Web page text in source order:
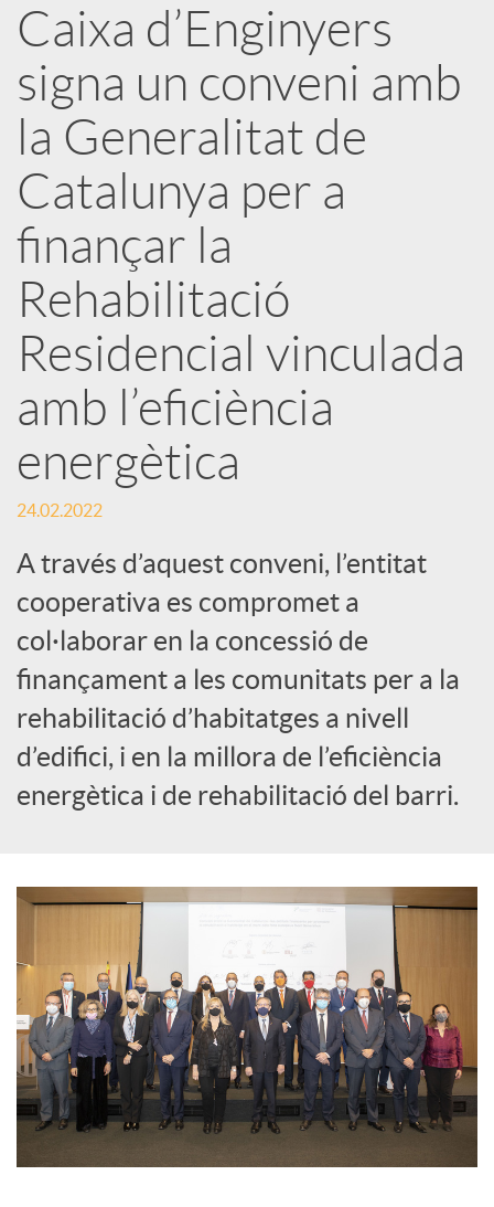
r
x
e
s
S
o
c
i
a
l
s
Caixa d’Enginyers
signa un conveni amb
la Generalitat de
Catalunya per a
finançar la
Rehabilitació
Residencial vinculada
amb l’eficiència
energètica
24.02.2022
A través d’aquest conveni, l’entitat
cooperativa es compromet a
col·laborar en la concessió de
finançament a les comunitats per a la
rehabilitació d’habitatges a nivell
d’edifici, i en la millora de l’eficiència
energètica i de rehabilitació del barri.